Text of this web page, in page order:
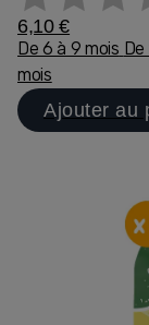
6,10 €
De 6 à 9 mois De
mois
Ajouter au